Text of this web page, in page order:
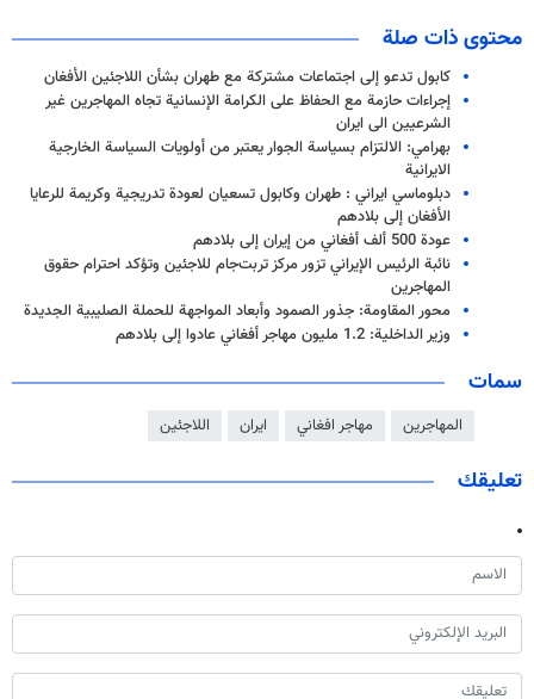
محتوى ذات صلة
كابول تدعو إلى اجتماعات مشتركة مع طهران بشأن اللاجئين الأفغان
إجراءات حازمة مع الحفاظ على الكرامة الإنسانية تجاه المهاجرين غير
الشرعيين الى ايران
بهرامي: الالتزام بسياسة الجوار يعتبر من أولويات السياسة الخارجية
الايرانية
دبلوماسي ايراني : طهران وكابول تسعيان لعودة تدريجية وكريمة للرعايا
الأفغان إلى بلادهم
عودة 500 ألف أفغاني من إيران إلى بلادهم
نائبة الرئيس الإيراني تزور مركز تربت‌جام للاجئين وتؤكد احترام حقوق
المهاجرين
محور المقاومة: جذور الصمود وأبعاد المواجهة للحملة الصليبية الجديدة
وزير الداخلية: 1.2 مليون مهاجر أفغاني عادوا إلى بلادهم
سمات
المهاجرين مهاجر افغاني ايران اللاجئين
تعليقك